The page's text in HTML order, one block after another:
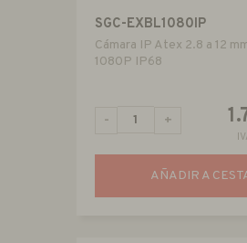
SGC-EXBL1080IP
Cámara IP Atex 2.8 a 12
1080P IP68
- +
AÑADIR A